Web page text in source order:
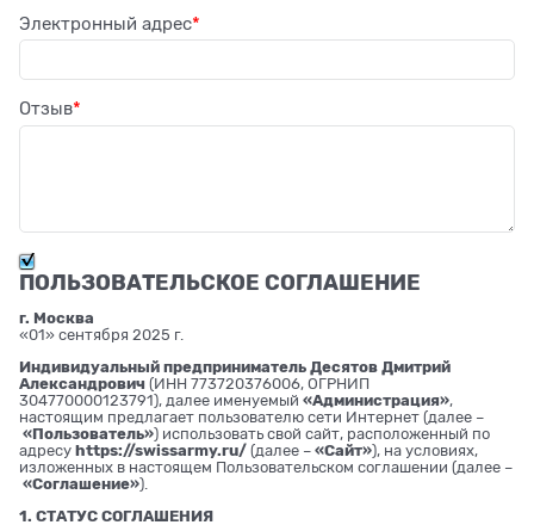
Электронный адрес
Отзыв
ПОЛЬЗОВАТЕЛЬСКОЕ СОГЛАШЕНИЕ
г. Москва
«01» сентября 2025 г.
Индивидуальный предприниматель Десятов Дмитрий
Александрович (ИНН 773720376006, ОГРНИП
304770000123791), далее именуемый «Администрация»,
настоящим предлагает пользователю сети Интернет (далее –
«Пользователь») использовать свой сайт, расположенный по
адресу https://swissarmy.ru/ (далее – «Сайт»), на условиях,
изложенных в настоящем Пользовательском соглашении (далее –
«Соглашение»).
1. СТАТУС СОГЛАШЕНИЯ